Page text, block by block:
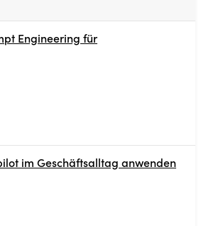
Engineering für
im Geschäftsalltag anwenden